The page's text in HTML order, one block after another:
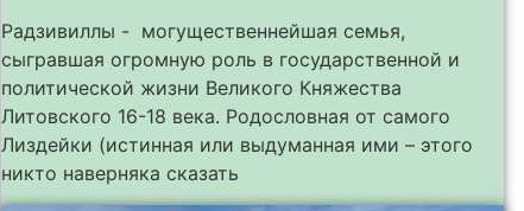
Радзивиллы - могущественнейшая семья,
сыгравшая огромную роль в государственной и
политической жизни Великого Княжества
Литовского 16-18 века. Родословная от самого
Лиздейки (истинная или выдуманная ими – этого
никто наверняка сказать